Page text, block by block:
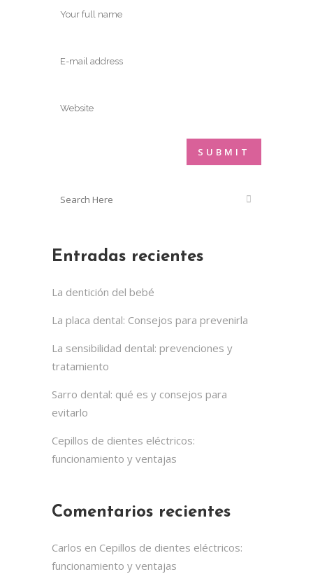
Entradas recientes
La dentición del bebé
La placa dental: Consejos para prevenirla
La sensibilidad dental: prevenciones y
tratamiento
Sarro dental: qué es y consejos para
evitarlo
Cepillos de dientes eléctricos:
funcionamiento y ventajas
Comentarios recientes
Carlos en Cepillos de dientes eléctricos:
funcionamiento y ventajas